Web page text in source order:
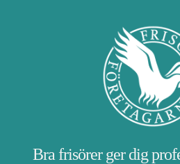
Bra frisörer ger dig